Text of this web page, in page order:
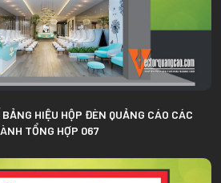
HIỆU HỘP ĐÈN QUẢNG CÁO CÁC
TỔNG HỢP 067